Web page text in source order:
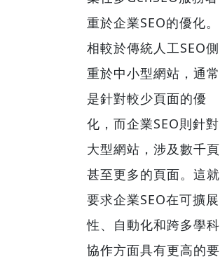
重於企業SEO的優化。
相較於傳統人工SEO側
重於中小型網站，通常
是針對較少頁面的優
化，而企業SEO則針對
大型網站，涉及數千頁
甚至更多的頁面。這就
要求企業SEO在可擴展
性、自動化和跨多學科
協作方面具有更高的要